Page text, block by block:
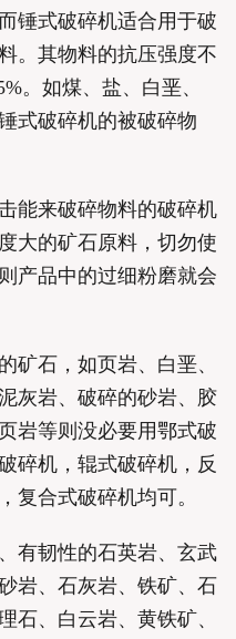
锤式破碎机适合用于破
。其物料的抗压强度不
。如煤、盐、白垩、
式破碎机的被破碎物
能来破碎物料的破碎机
大的矿石原料，切勿使
产品中的过细粉磨就会
矿石，如页岩、白垩、
灰岩、破碎的砂岩、胶
岩等则没必要用鄂式破
碎机，辊式破碎机，反
复合式破碎机均可。
有韧性的石英岩、玄武
岩、石灰岩、铁矿、石
石、白云岩、黄铁矿、